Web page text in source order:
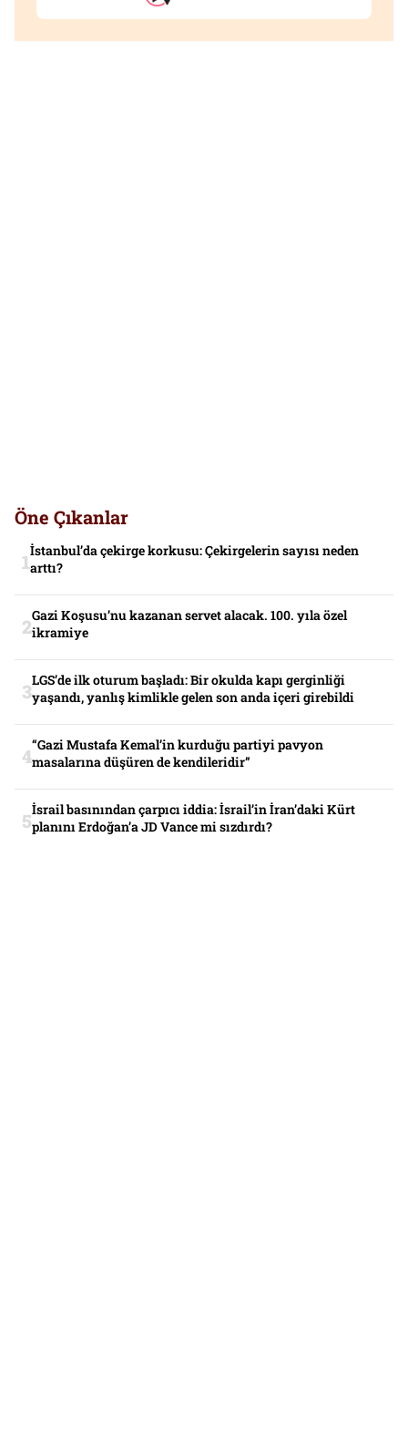
Öne Çıkanlar
İstanbul’da çekirge korkusu: Çekirgelerin sayısı neden
arttı?
Gazi Koşusu’nu kazanan servet alacak. 100. yıla özel
ikramiye
LGS’de ilk oturum başladı: Bir okulda kapı gerginliği
yaşandı, yanlış kimlikle gelen son anda içeri girebildi
“Gazi Mustafa Kemal’in kurduğu partiyi pavyon
masalarına düşüren de kendileridir”
İsrail basınından çarpıcı iddia: İsrail’in İran’daki Kürt
planını Erdoğan’a JD Vance mi sızdırdı?